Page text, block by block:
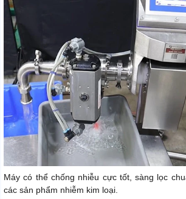
Máy có thể chống nhiễu cực tốt, sàng lọc
các sản phẩm nhiễm kim loại.